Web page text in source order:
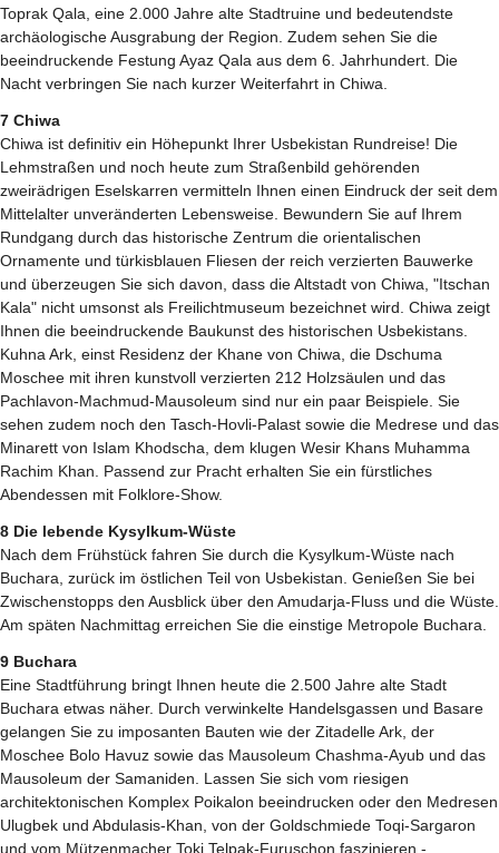
Toprak Qala, eine 2.000 Jahre alte Stadtruine und bedeutendste
archäologische Ausgrabung der Region. Zudem sehen Sie die
beeindruckende Festung Ayaz Qala aus dem 6. Jahrhundert. Die
Nacht verbringen Sie nach kurzer Weiterfahrt in Chiwa.
7 Chiwa
Chiwa ist definitiv ein Höhepunkt Ihrer Usbekistan Rundreise! Die
Lehmstraßen und noch heute zum Straßenbild gehörenden
zweirädrigen Eselskarren vermitteln Ihnen einen Eindruck der seit dem
Mittelalter unveränderten Lebensweise. Bewundern Sie auf Ihrem
Rundgang durch das historische Zentrum die orientalischen
Ornamente und türkisblauen Fliesen der reich verzierten Bauwerke
und überzeugen Sie sich davon, dass die Altstadt von Chiwa, "Itschan
Kala" nicht umsonst als Freilichtmuseum bezeichnet wird. Chiwa zeigt
Ihnen die beeindruckende Baukunst des historischen Usbekistans.
Kuhna Ark, einst Residenz der Khane von Chiwa, die Dschuma
Moschee mit ihren kunstvoll verzierten 212 Holzsäulen und das
Pachlavon-Machmud-Mausoleum sind nur ein paar Beispiele. Sie
sehen zudem noch den Tasch-Hovli-Palast sowie die Medrese und das
Minarett von Islam Khodscha, dem klugen Wesir Khans Muhamma
Rachim Khan. Passend zur Pracht erhalten Sie ein fürstliches
Abendessen mit Folklore-Show.
8 Die lebende Kysylkum-Wüste
Nach dem Frühstück fahren Sie durch die Kysylkum-Wüste nach
Buchara, zurück im östlichen Teil von Usbekistan. Genießen Sie bei
Zwischenstopps den Ausblick über den Amudarja-Fluss und die Wüste.
Am späten Nachmittag erreichen Sie die einstige Metropole Buchara.
9 Buchara
Eine Stadtführung bringt Ihnen heute die 2.500 Jahre alte Stadt
Buchara etwas näher. Durch verwinkelte Handelsgassen und Basare
gelangen Sie zu imposanten Bauten wie der Zitadelle Ark, der
Moschee Bolo Havuz sowie das Mausoleum Chashma-Ayub und das
Mausoleum der Samaniden. Lassen Sie sich vom riesigen
architektonischen Komplex Poikalon beeindrucken oder den Medresen
Ulugbek und Abdulasis-Khan, von der Goldschmiede Toqi-Sargaron
und vom Mützenmacher Toki Telpak-Furuschon faszinieren -